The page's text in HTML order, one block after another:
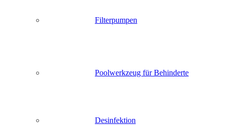
Filterpumpen
Poolwerkzeug für Behinderte
Desinfektion